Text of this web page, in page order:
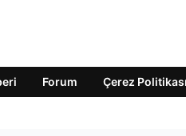
Forum Çerez Politikası